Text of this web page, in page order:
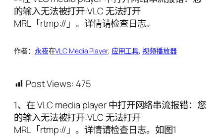
作者： 永夜在VLC Media Player, 应用工具, 视频播放器
Post Views: 475
1、在 VLC media player 中打开网络串流报错：您
的输入无法被打开:VLC 无法打开
MRL「rtmp://」。详情请检查日志。如图1